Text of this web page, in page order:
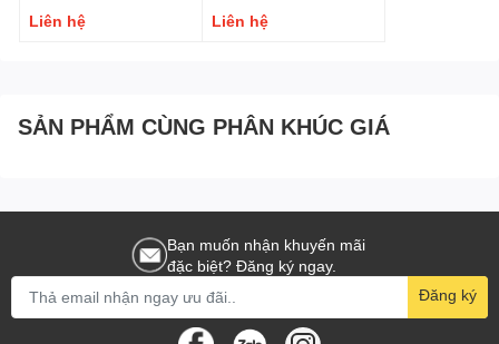
Các hạng mục bê tông yêu cầu thiết bị gọn nhẹ, dễ di
trong hẻm hoặc không gian hẹp.
4. Hướng dẫn sử dụng Đầm Dùi Cầm Tay Nikipro ZPN35 chi
Bước 1 – Kiểm tra trước khi vận hành
Kiểm tra nguồn điện220V ổn định
Liên hệ
Liên hệ
SẢN PHẨM CÙNG PHÂN KHÚC GIÁ
Bạn muốn nhận khuyến mãi
đặc biệt? Đăng ký ngay.
Đăng ký